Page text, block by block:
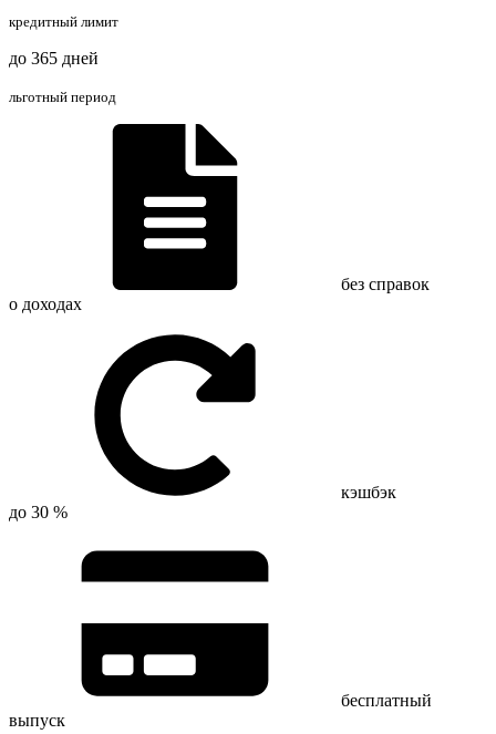
кредитный лимит
до 365 дней
льготный период
без справок
о доходах
кэшбэк
до 30 %
бесплатный
выпуск